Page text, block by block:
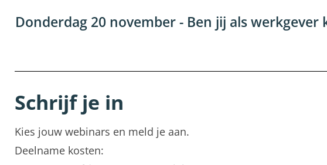
Donderdag 20 november - Ben jij als werkgever
Schrijf je in
Kies jouw webinars en meld je aan.
Deelname kosten: